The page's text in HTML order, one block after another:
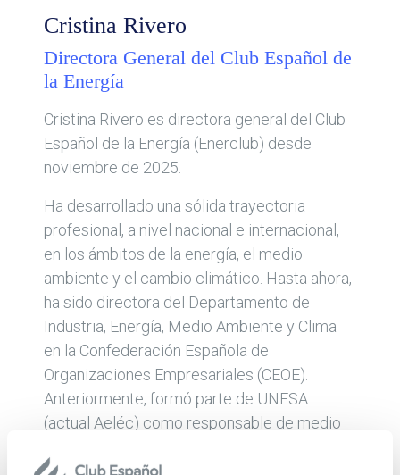
Cristina Rivero
Directora General del Club Español de
la Energía
Cristina Rivero es directora general del Club
Español de la Energía (Enerclub) desde
noviembre de 2025.
Ha desarrollado una sólida trayectoria
profesional, a nivel nacional e internacional,
en los ámbitos de la energía, el medio
ambiente y el cambio climático. Hasta ahora,
ha sido directora del Departamento de
Industria, Energía, Medio Ambiente y Clima
en la Confederación Española de
Organizaciones Empresariales (CEOE).
Anteriormente, formó parte de UNESA
(actual Aeléc) como responsable de medio